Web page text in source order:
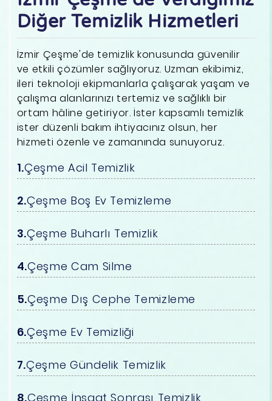
Diğer Temizlik Hizmetleri
İzmir Çeşme'de temizlik konusunda güvenilir
ve etkili çözümler sağlıyoruz. Uzman ekibimiz,
ileri teknoloji ekipmanlarla çalışarak yaşam ve
çalışma alanlarınızı tertemiz ve sağlıklı bir
ortam hâline getiriyor. İster kapsamlı temizlik
ister düzenli bakım ihtiyacınız olsun, her
hizmeti özenle ve zamanında sunuyoruz.
Çeşme Acil Temizlik
Çeşme Boş Ev Temizleme
Çeşme Buharlı Temizlik
Çeşme Cam Silme
Çeşme Dış Cephe Temizleme
Çeşme Ev Temizliği
Çeşme Gündelik Temizlik
Çeşme İnşaat Sonrası Temizlik